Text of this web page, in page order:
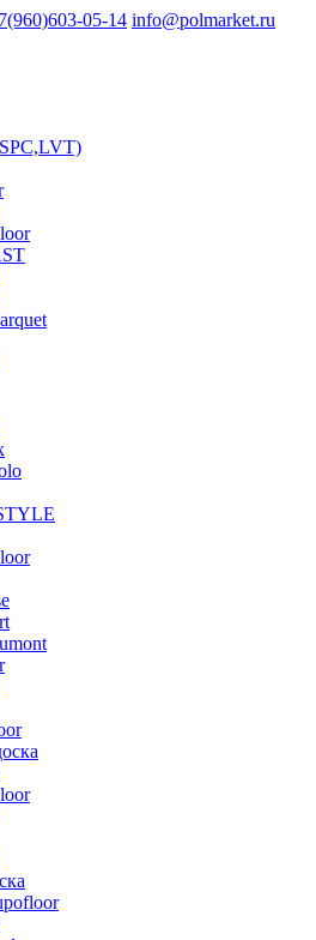
05-14 info@polmarket.ru